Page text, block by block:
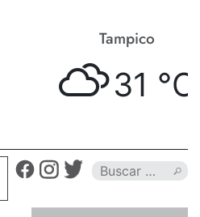
Tampico
31 ° C
calcinado